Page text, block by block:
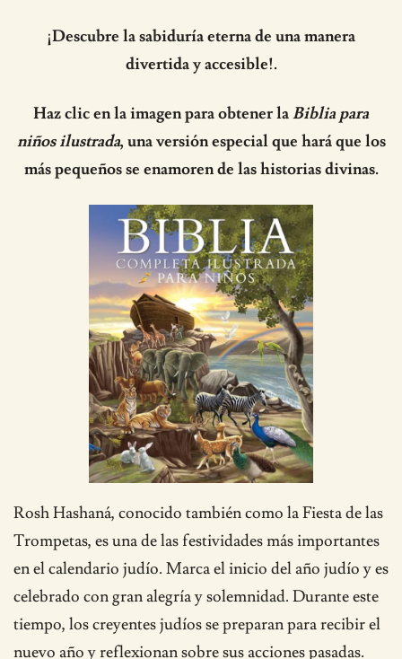
¡Descubre la sabiduría eterna de una manera
divertida y accesible!.
Haz clic en la imagen para obtener laBiblia para
niños ilustrada, una versión especial que hará que los
más pequeños se enamoren de las historias divinas.
Rosh Hashaná, conocido también como la Fiesta de las
Trompetas, es una de las festividades más importantes
en el calendario judío. Marca el inicio del año judío y es
celebrado con gran alegría y solemnidad. Durante este
tiempo, los creyentes judíos se preparan para recibir el
nuevo año y reflexionan sobre sus acciones pasadas.